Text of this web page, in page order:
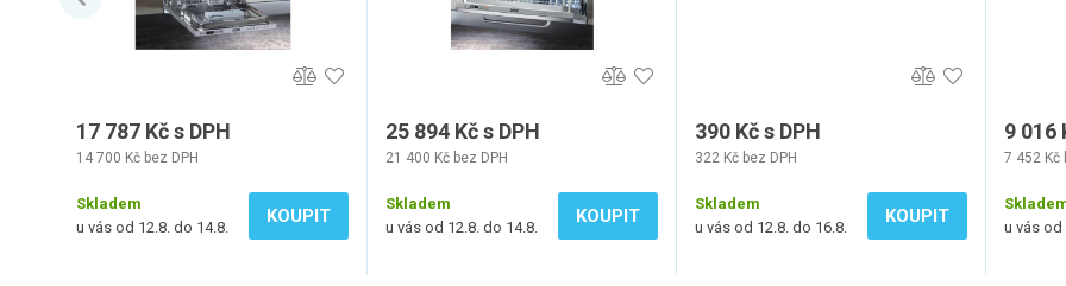
17 787 Kč s DPH
14 700 Kč bez DPH
Skladem
u vás od 12.8. do 14.8.
KOUPIT
25 894 Kč s DPH
21 400 Kč bez DPH
Skladem
u vás od 12.8. do 14.8.
KOUPIT
390 Kč s DPH
322 Kč bez DPH
Skladem
u vás od 12.8. do 16.8.
KOUPIT
9 016
7 452 Kč
u vás od